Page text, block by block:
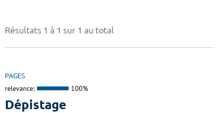
Résultats 1 à 1 sur 1 au total
PAGES
relevance: 100%
Dépistage